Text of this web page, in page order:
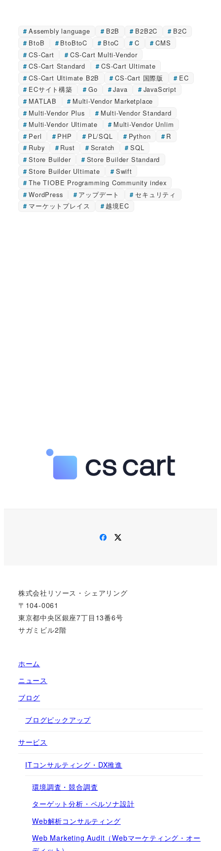
Assembly language B2B B2B2C
B2C
BtoB
BtoBtoC BtoC C
CMS
CS-Cart
CS-Cart Multi-Vendor
CS-Cart Standard
CS-Cart Ultimate
CS-Cart Ultimate B2B
CS-Cart 国際版
EC
ECサイト構築
Go Java
JavaScript
MATLAB
Multi-Vendor Marketplace
Multi-Vendor Plus
Multi-Vendor Standard
Multi-Vendor Ultimate
Multi-Vendor Unlim
Perl
PHP PL/SQL Python
R
Ruby
Rust Scratch
SQL
Store Builder
Store Builder Standard
Store Builder Ultimate
Swift
The TIOBE Programming Community index
WordPress
アップデート
セキュリティ
マーケットプレイス
越境EC
Facebook
株式会社リソース・シェアリング
〒104-0061
東京都中央区銀座7丁目13番6号
サガミビル2階
ホーム
ニュース
ブログ
ブログピックアップ
サービス
ITコンサルティング・DX推進
環境調査・競合調査
ターゲット分析・ペルソナ設計
Web解析コンサルティング
Web Marketing Audit（Webマーケティング・オー